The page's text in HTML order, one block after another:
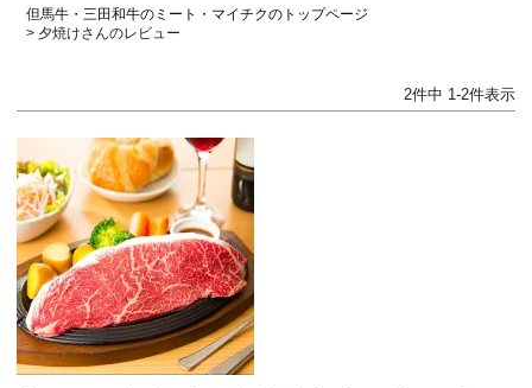
但馬牛・三田和牛のミート・マイチクのトップページ
夕焼けさんのレビュー
2件中 1-2件表示